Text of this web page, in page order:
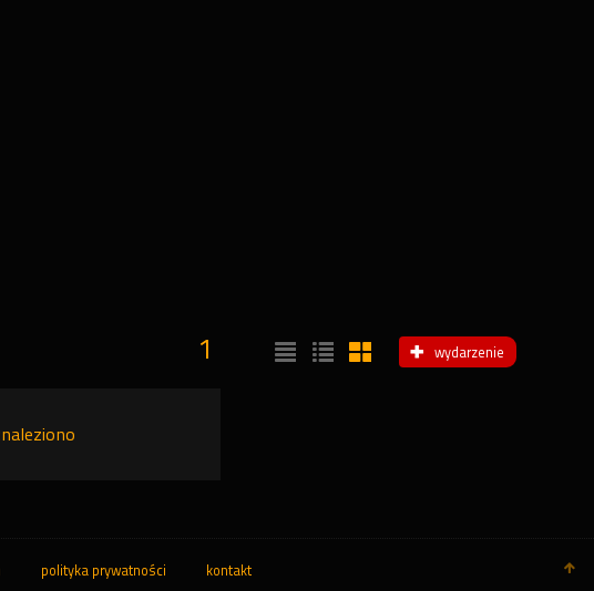
wydarzenie
1
polityka prywatności kontakt